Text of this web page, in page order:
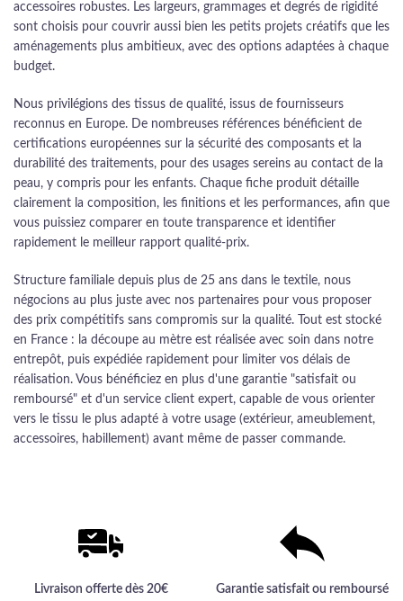
accessoires robustes. Les largeurs, grammages et degrés de rigidité
sont choisis pour couvrir aussi bien les petits projets créatifs que les
aménagements plus ambitieux, avec des options adaptées à chaque
budget.
Nous privilégions des tissus de qualité, issus de fournisseurs
reconnus en Europe. De nombreuses références bénéficient de
certifications européennes sur la sécurité des composants et la
durabilité des traitements, pour des usages sereins au contact de la
peau, y compris pour les enfants. Chaque fiche produit détaille
clairement la composition, les finitions et les performances, afin que
vous puissiez comparer en toute transparence et identifier
rapidement le meilleur rapport qualité-prix.
Structure familiale depuis plus de 25 ans dans le textile, nous
négocions au plus juste avec nos partenaires pour vous proposer
des prix compétitifs sans compromis sur la qualité. Tout est stocké
en France : la découpe au mètre est réalisée avec soin dans notre
entrepôt, puis expédiée rapidement pour limiter vos délais de
réalisation. Vous bénéficiez en plus d'une garantie "satisfait ou
remboursé" et d'un service client expert, capable de vous orienter
vers le tissu le plus adapté à votre usage (extérieur, ameublement,
accessoires, habillement) avant même de passer commande.
Livraison offerte dès 20€ Garantie satisfait ou remboursé